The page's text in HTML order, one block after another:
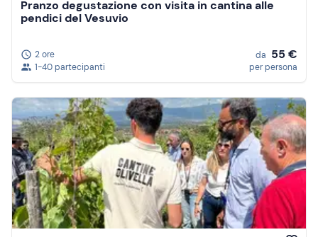
Pranzo degustazione con visita in cantina alle
pendici del Vesuvio
2 ore
1-40 partecipanti
da 55 €
per persona